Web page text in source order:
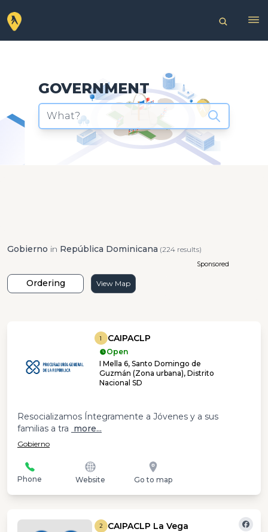
GOVERNMENT
What?
Gobierno in República Dominicana (224 results)
Ordering View Map
Sponsored
1 CAIPACLP
Open
I Mella 6, Santo Domingo de
Guzmán (Zona urbana), Distrito
Nacional SD
Resocializamos Íntegramente a Jóvenes y a sus
familias a tra more...
Gobierno
Phone Website Go to map
2 CAIPACLP La Vega